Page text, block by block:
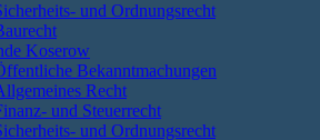
und Ordnungsrecht
Koserow
Bekanntmachungen
Recht
und Steuerrecht
und Ordnungsrecht